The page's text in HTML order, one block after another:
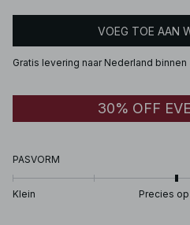
VOEG TOE AAN
Gratis levering naar Nederland
30% OFF
PASVORM
Klein Precies